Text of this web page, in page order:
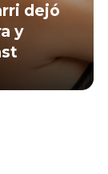
dejó
y